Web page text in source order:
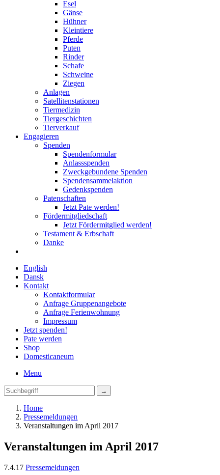
Esel
Gänse
Hühner
Kleintiere
Pferde
Puten
Rinder
Schafe
Schweine
Ziegen
Anlagen
Satellitenstationen
Tiermedizin
Tiergeschichten
Tierverkauf
Engagieren
Spenden
Spendenformular
Anlassspenden
Zweckgebundene Spenden
Spendensammelaktion
Gedenkspenden
Patenschaften
Jetzt Pate werden!
Fördermitgliedschaft
Jetzt Fördermitglied werden!
Testament & Erbschaft
Danke
English
Dansk
Kontakt
Kontaktformular
Anfrage Gruppenangebote
Anfrage Ferienwohnung
Impressum
Jetzt spenden!
Pate werden
Shop
Domesticaneum
Menu
Home
Pressemeldungen
Veranstaltungen im April 2017
Veranstaltungen im April 2017
7.4.17 Pressemeldungen